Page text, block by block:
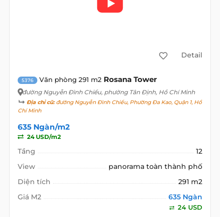
Detail
5376 Văn phòng 291 m2 Rosana Tower
đường Nguyễn Đình Chiểu, phường Tân Định, Hồ Chí Minh
Địa chỉ cũ:đường Nguyễn Đình Chiểu, Phường Đa Kao, Quận 1, Hồ
Chí Minh
635 Ngàn/m2
24 USD/m2
Tầng
12
View
panorama toàn thành phố
Diện tích
291 m2
Giá M2
635 Ngàn
24 USD